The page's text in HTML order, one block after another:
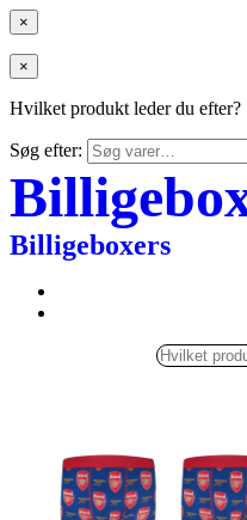
×
×
Hvilket produkt leder du efter?
Søg efter:
Billigeboxers